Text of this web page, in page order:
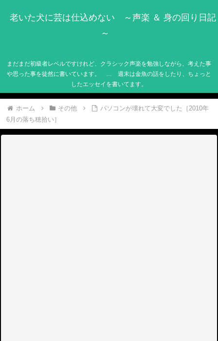
老いた犬に芸は仕込めない ～声楽 ＆ 身の回り日記
～
まだまだ初級者レベルですけれど、クラシック声楽を勉強しながら、考えた事
や思った事を徒然に書いています。 … 週末は金魚の話をしたり、ちょっと
したエッセイを書いてます。
ホーム その他
パソコンが壊れて大変でした［2010年
6月の落ち穂拾い］